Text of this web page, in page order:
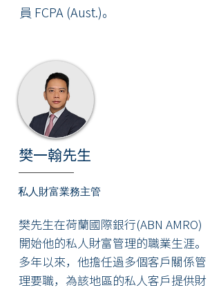
員 FCPA (Aust.)。
樊一翰先生
私人財富業務主管
樊先生在荷蘭國際銀行(ABN AMRO)
開始他的私人財富管理的職業生涯。
多年以來，他擔任過多個客戶關係管
理要職，為該地區的私人客戶提供財